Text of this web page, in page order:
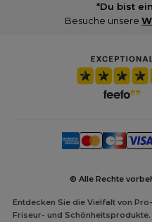
*Du bist
Besuche unsere
© Alle Rechte
Entdecken Sie die Vielfalt von
Friseur- und